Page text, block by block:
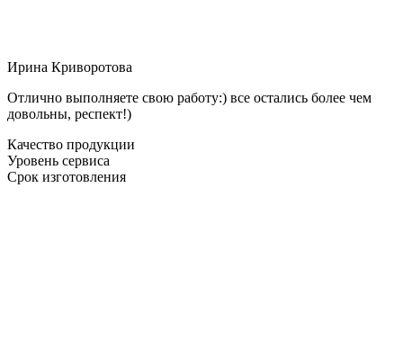
Ирина Криворотова
Отлично выполняете свою работу:) все остались более чем
довольны, респект!)
Качество продукции
Уровень сервиса
Срок изготовления